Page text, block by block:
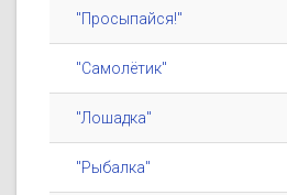
"Просыпайся!"
"Самолётик"
"Лошадка"
"Рыбалка"